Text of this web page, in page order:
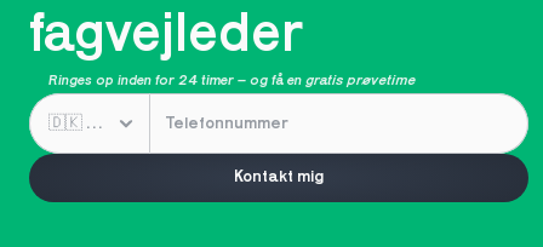
fagvejleder
Ringes op inden for 24 timer – og få en gratis prøvetime
Kontakt mig